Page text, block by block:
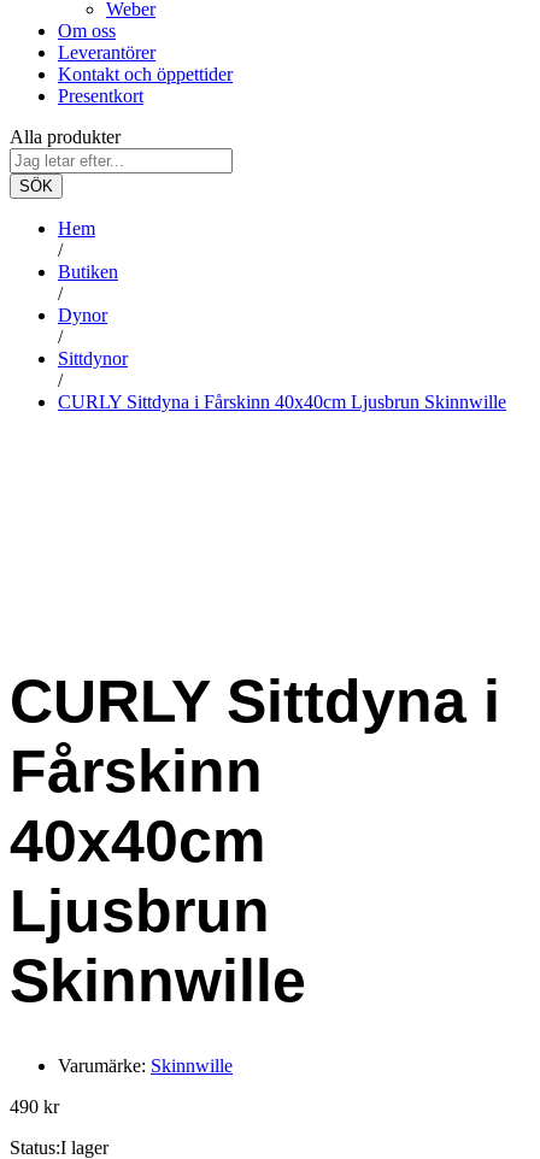
Weber
Om oss
Leverantörer
Kontakt och öppettider
Presentkort
Alla produkter
SÖK
Hem
/
Butiken
/
Dynor
/
Sittdynor
/
CURLY Sittdyna i Fårskinn 40x40cm Ljusbrun Skinnwille
CURLY Sittdyna i
Fårskinn
40x40cm
Ljusbrun
Skinnwille
Varumärke: Skinnwille
490 kr
Status:I lager